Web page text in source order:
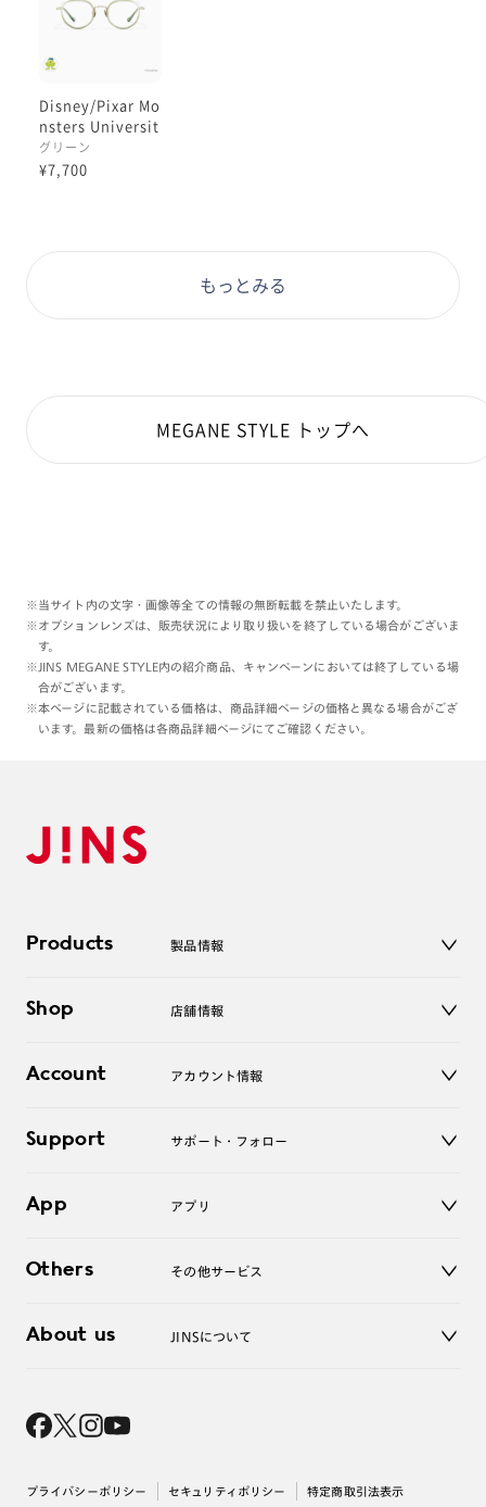
Disney/Pixar Mo
nsters Universit
y デザイン / マイ
クモデル
グリーン
¥7,700
もっとみる
MEGANE STYLE トップへ
※当サイト内の文字・画像等全ての情報の無断転載を禁止いたします。
※オプションレンズは、販売状況により取り扱いを終了している場合がございま
す。
※JINS MEGANE STYLE内の紹介商品、キャンペーンにおいては終了している場
合がございます。
※本ページに記載されている価格は、商品詳細ページの価格と異なる場合がござ
います。最新の価格は各商品詳細ページにてご確認ください。
Products 製品情報
サングラス
コンタクトレンズ
アクセサリー
Shop 店舗情報
オンラインショップ
Account アカウント情報
ログアウト
Support サポート・フォロー
よくあるご質問
お問い合わせ
App アプリ
Others その他サービス
レンズ交換
About us JINSについて
採用情報
プライバシーポリシー セキュリティポリシー 特定商取引法表示